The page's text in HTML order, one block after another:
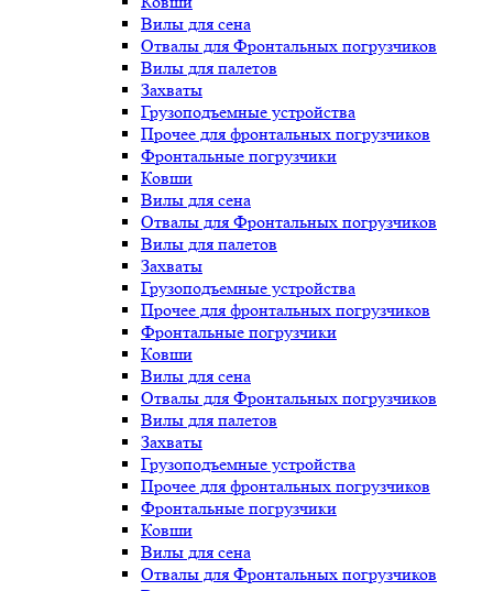
Вилы для сена
Отвалы для Фронтальных погрузчиков
Вилы для палетов
Захваты
Грузоподъемные устройства
Прочее для фронтальных погрузчиков
Фронтальные погрузчики
Ковши
Вилы для сена
Отвалы для Фронтальных погрузчиков
Вилы для палетов
Захваты
Грузоподъемные устройства
Прочее для фронтальных погрузчиков
Фронтальные погрузчики
Ковши
Вилы для сена
Отвалы для Фронтальных погрузчиков
Вилы для палетов
Захваты
Грузоподъемные устройства
Прочее для фронтальных погрузчиков
Фронтальные погрузчики
Ковши
Вилы для сена
Отвалы для Фронтальных погрузчиков